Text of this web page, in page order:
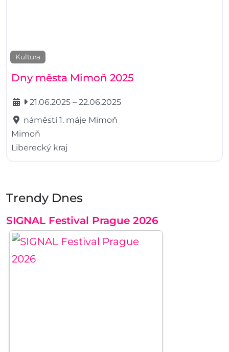
Trendy Dnes
SIGNAL Festival Prague 2026
Kultura
Dny města Mimoň 2025
21.06.2025 – 22.06.2025
náměstí 1. máje Mimoň
Mimoň
Liberecký kraj